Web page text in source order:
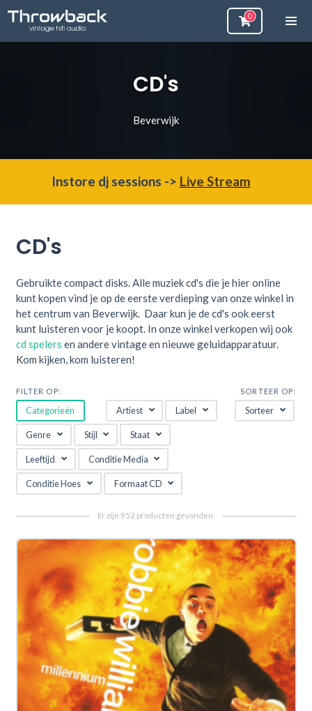
CD's
Beverwijk
Instore dj sessions -> Live Stream
CD's
Gebruikte compact disks. Alle muziek cd's die je hier online
kunt kopen vind je op de eerste verdieping van onze winkel in
het centrum van Beverwijk. Daar kun je de cd's ook eerst
kunt luisteren voor je koopt. In onze winkel verkopen wij ook
cd spelers en andere vintage en nieuwe geluidapparatuur.
Kom kijken, kom luisteren!
FILTER OP:
Categorieën Artiest Label
Genre Stijl Staat
Leeftijd Conditie Media
Conditie Hoes Formaat CD
SORTEER OP:
Sorteer